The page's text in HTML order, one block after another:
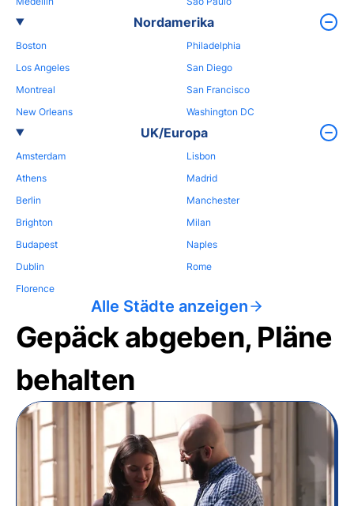
Nordamerika
Boston
Los Angeles
Montreal
New Orleans
Philadelphia
San Diego
San Francisco
Washington DC
UK/Europa
Amsterdam
Athens
Berlin
Brighton
Budapest
Dublin
Florence
Lisbon
Madrid
Manchester
Milan
Naples
Rome
Alle Städte anzeigen
Gepäck abgeben, Pläne
behalten